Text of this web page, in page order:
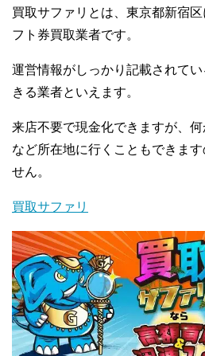
買取サファリとは、東京都新宿
フト券買取業者です。
運営情報がしっかり記載されて
きる業者といえます。
来店不要で現金化できますが、
など所在地に行くこともできま
せん。
買取サファリ